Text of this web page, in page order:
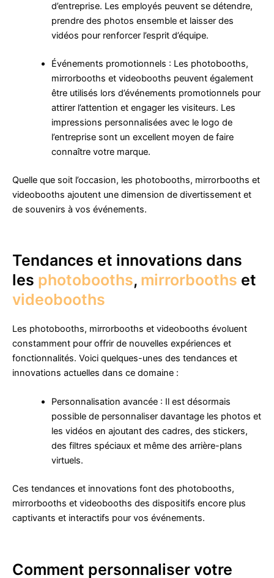
d’entreprise. Les employés peuvent se détendre,
prendre des photos ensemble et laisser des
vidéos pour renforcer l’esprit d’équipe.
Événements promotionnels : Les photobooths,
mirrorbooths et videobooths peuvent également
être utilisés lors d’événements promotionnels pour
attirer l’attention et engager les visiteurs. Les
impressions personnalisées avec le logo de
l’entreprise sont un excellent moyen de faire
connaître votre marque.
Quelle que soit l’occasion, les photobooths, mirrorbooths et
videobooths ajoutent une dimension de divertissement et
de souvenirs à vos événements.
Tendances et innovations dans
les photobooths, mirrorbooths et
videobooths
Les photobooths, mirrorbooths et videobooths évoluent
constamment pour offrir de nouvelles expériences et
fonctionnalités. Voici quelques-unes des tendances et
innovations actuelles dans ce domaine :
Personnalisation avancée : Il est désormais
possible de personnaliser davantage les photos et
les vidéos en ajoutant des cadres, des stickers,
des filtres spéciaux et même des arrière-plans
virtuels.
Ces tendances et innovations font des photobooths,
mirrorbooths et videobooths des dispositifs encore plus
captivants et interactifs pour vos événements.
Comment personnaliser votre